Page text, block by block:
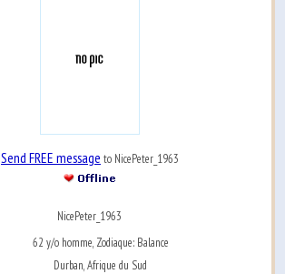
Send FREE message to NicePeter_1963
NicePeter_1963
62 y/o homme, Zodiaque: Balance
Durban, Afrique du Sud